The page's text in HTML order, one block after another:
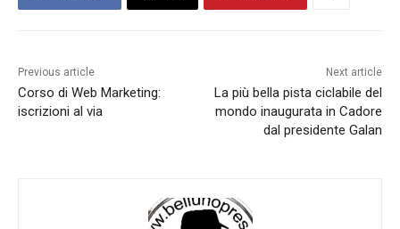
Previous article
Corso di Web Marketing:
iscrizioni al via
Next article
La più bella pista ciclabile del
mondo inaugurata in Cadore
dal presidente Galan